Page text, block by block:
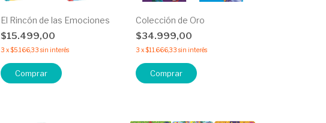
El Rincón de las Emociones
$15.499,00
3 x$5.166,33 sin interés
Comprar
Colección de Oro
$34.999,00
3 x$11.666,33 sin interés
Comprar